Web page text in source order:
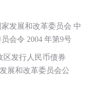
发展和改革委员会 中
会令 2004 年第9号
区发行人民币债券
展和改革委员会公